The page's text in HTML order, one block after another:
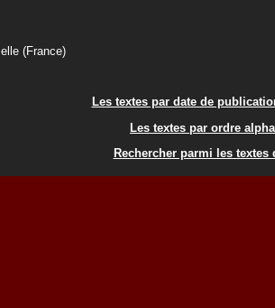
(France)
Les textes par date de
Les textes par ordre
Rechercher parmi les textes